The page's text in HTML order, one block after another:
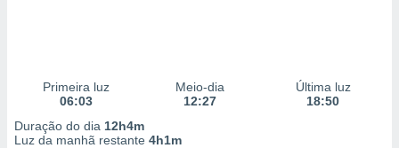
Primeira luz
06:03
Meio-dia
12:27
Última luz
18:50
Duração do dia 12h4m
Luz da manhã restante 4h1m